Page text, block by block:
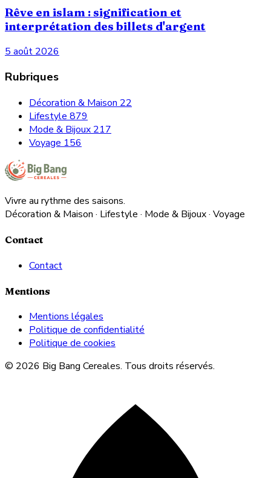
Rêve en islam : signification et
interprétation des billets d'argent
5 août 2026
Rubriques
Décoration & Maison 22
Lifestyle 879
Mode & Bijoux 217
Voyage 156
Vivre au rythme des saisons.
Décoration & Maison · Lifestyle · Mode & Bijoux · Voyage
Contact
Contact
Mentions
Mentions légales
Politique de confidentialité
Politique de cookies
© 2026 Big Bang Cereales. Tous droits réservés.